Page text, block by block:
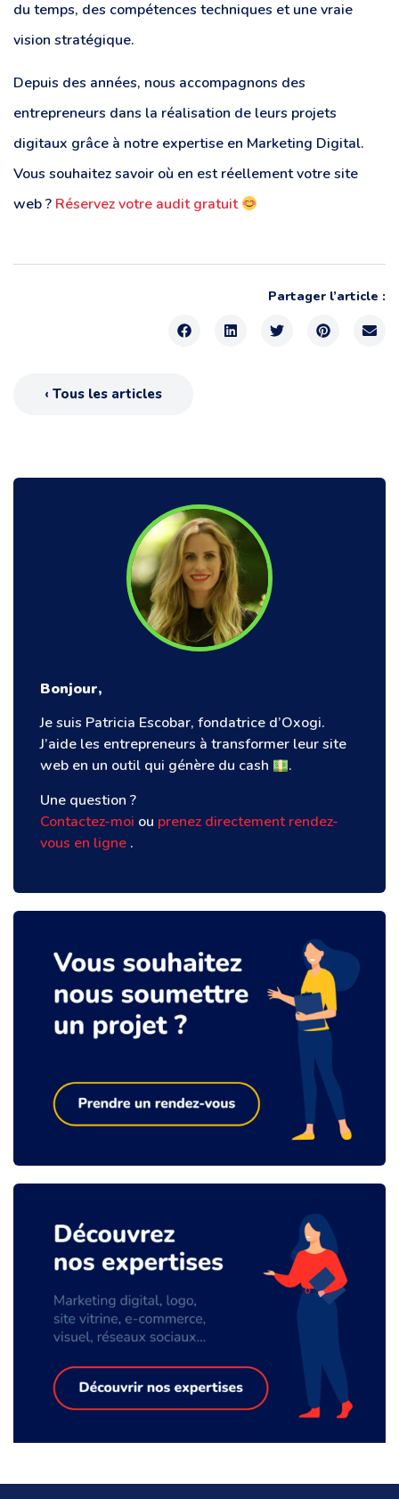
du temps, des compétences techniques et une vraie
vision stratégique.
Depuis des années, nous accompagnons des
entrepreneurs dans la réalisation de leurs projets
digitaux grâce à notre expertise en Marketing Digital.
Vous souhaitez savoir où en est réellement votre site
web ? Réservez votre audit gratuit
‹ Tous les articles
Partager l’article :
Bonjour,
Je suis Patricia Escobar, fondatrice d’Oxogi.
J’aide les entrepreneurs à transformer leur site
web en un outil qui génère du cash
.
Une question ?
Contactez-moi ou prenez directement rendez-
vous en ligne .